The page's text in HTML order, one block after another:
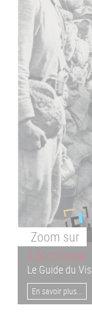
Zoom sur
À DÉCOUVRIR
Le Guide du
En savoir plus...